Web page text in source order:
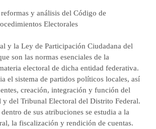
y análisis del Código de
Electorales
y la Ley de Participación Ciudadana del
son las normas esenciales de la
electoral de dicha entidad federativa.
el sistema de partidos políticos locales, así
creación, integración y función del
y del Tribunal Electoral del Distrito Federal.
de sus atribuciones se estudia a la
la fiscalización y rendición de cuentas.